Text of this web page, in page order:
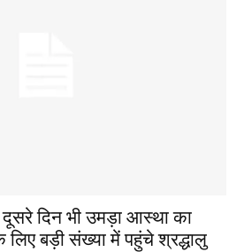
दिन भी उमड़ा आस्था का
बड़ी संख्या में पहुंचे श्रद्धालु